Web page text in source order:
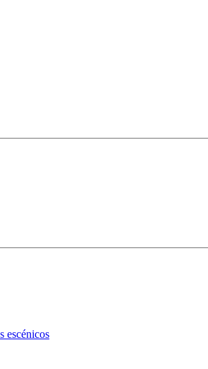
escénicos